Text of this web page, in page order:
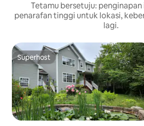
Tetamu bersetuju:
penarafan tinggi untuk lokasi,
lagi.
Superhost
Superhost